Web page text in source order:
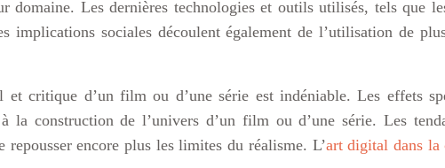
domaine. Les dernières technologies et outils utilisés, tels que
sociales découlent également de l’utilisation de
et critique d’un film ou d’une série est indéniable. Les effets
la construction de l’univers d’un film ou d’une série. Les
encore plus les limites du réalisme. L’art digital dans la